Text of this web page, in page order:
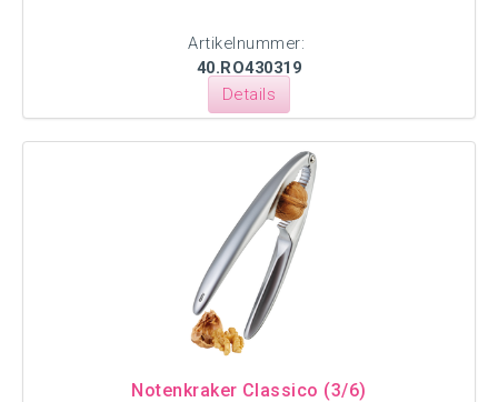
Artikelnummer:
40.RO430319
Details
Notenkraker Classico (3/6)